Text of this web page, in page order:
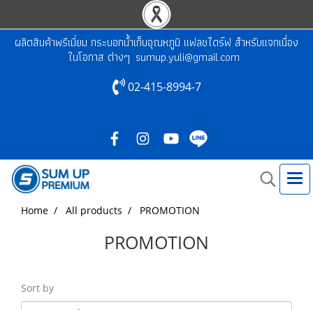
ผลิตสินค้าพรีเมี่ยม กระบอกน้ำเก็บอุณหภูมิ แฟลชไดร์ฟ สำหรับแจกเนื่อง
ในโอกาส ต่างๆ sumup.yuli@gmail.com
02-415-8994-7
Home All products PROMOTION
PROMOTION
Sort by